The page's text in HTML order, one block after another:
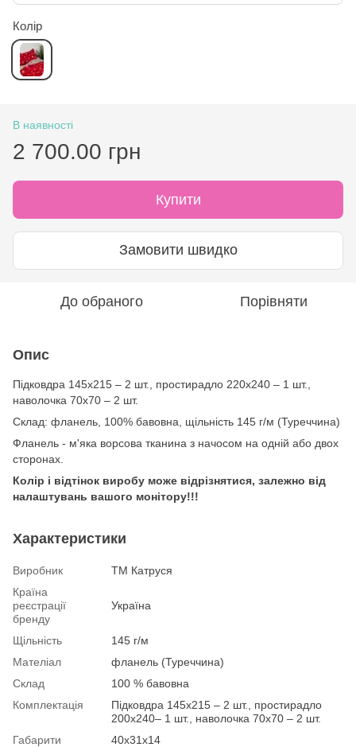
Колір
В наявності
2 700.00 грн
Купити
Замовити швидко
До обраного Порівняти
Опис
Підковдра 145х215 – 2 шт., простирадло 220х240 – 1 шт.,
наволочка 70х70 – 2 шт.
Склад: фланель, 100% бавовна, щільність 145 г/м (Туреччина)
Фланель - м'яка ворсова тканина з начосом на одній або двох
сторонах.
Колір і відтінок виробу може відрізнятися, залежно від
налаштувань вашого монітору!!!
Характеристики
Виробник
ТМ Катруся
Країна
реєстрації
бренду
Україна
Щільність
145 г/м
Мателіал
фланель (Туреччина)
Склад
100 % бавовна
Комплектація
Підковдра 145х215 – 2 шт., простирадло
200х240– 1 шт., наволочка 70х70 – 2 шт.
Габарити
40х31х14